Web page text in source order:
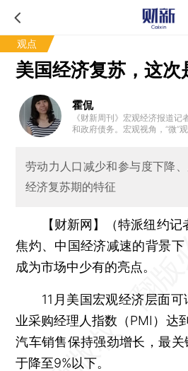
观点
美国经济复苏，这次
霍侃
《财新周刊》宏观经济报道
和政府债务。宏观视角，“微”
劳动力人口减少和参与度下降
经济复苏期的特征
【财新网】（特派纽约记
焦灼、中国经济减速的背景
成为市场中少有的亮点。
11月美国宏观经济层面可
业采购经理人指数（PMI）达
汽车销售保持强劲增长，最
于降至9%以下。